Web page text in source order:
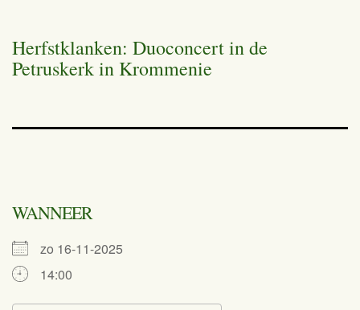
Herfstklanken: Duoconcert in de
Petruskerk in Krommenie
WANNEER
zo 16-11-2025
14:00